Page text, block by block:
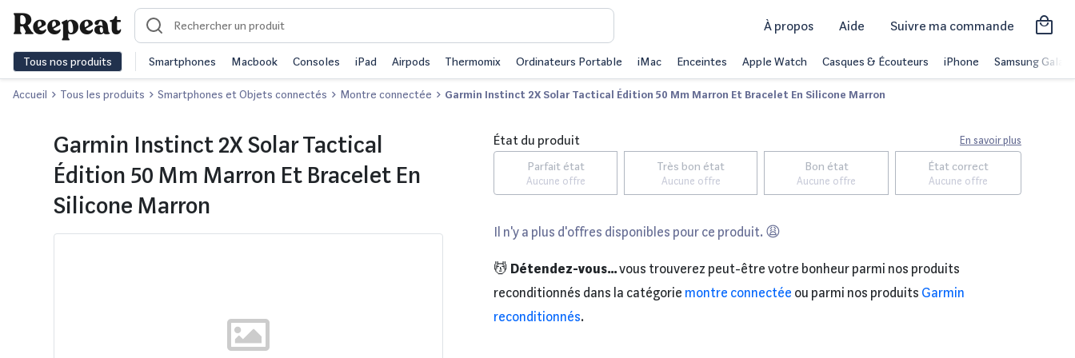
À propos Aide Suivre ma commande
Tous nos produits Smartphones Macbook Consoles iPad Airpods Thermomix Ordinateurs Portable iMac Enceintes Apple Watch Casques & Écouteurs iPhone Samsung Galaxy
Accueil Tous les produits Smartphones et Objets connectés Montre connectée Garmin Instinct 2X Solar Tactical Édition 50 Mm Marron Et Bracelet En Silicone Marron
Garmin Instinct 2X Solar Tactical
Édition 50 Mm Marron Et Bracelet En
Silicone Marron
État du produit En savoir plus
Parfait état
Aucune offre
Très bon état
Aucune offre
Bon état
Aucune offre
État correct
Aucune offre
Il n'y a plus d'offres disponibles pour ce produit. 😩
💆 Détendez-vous...vous trouverez peut-être votre bonheur parmi nos produits
reconditionnés dans la catégorie montre connectée ou parmi nos produits Garmin
reconditionnés.